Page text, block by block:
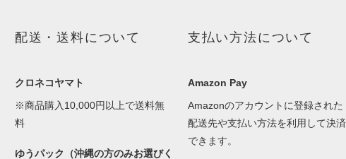
配送・送料について
クロネコヤマト
※商品購入10,000円以上で送料無
料
ゆうパック（沖縄の方のみお選びく
支払い方法について
Amazon Pay
Amazonのアカウントに登録された
配送先や支払い方法を利用して決済
できます。